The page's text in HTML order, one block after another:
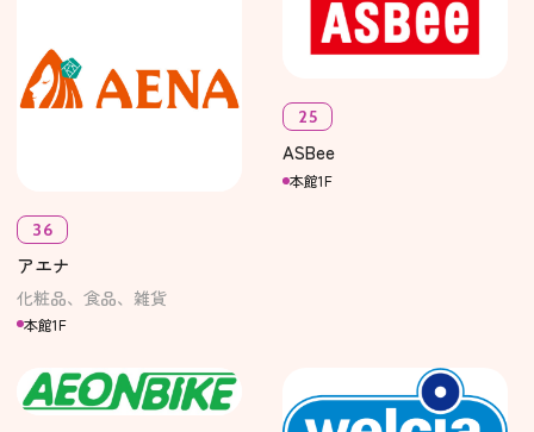
36
アエナ
化粧品、食品、雑貨
本館1F
25
ASBee
本館1F